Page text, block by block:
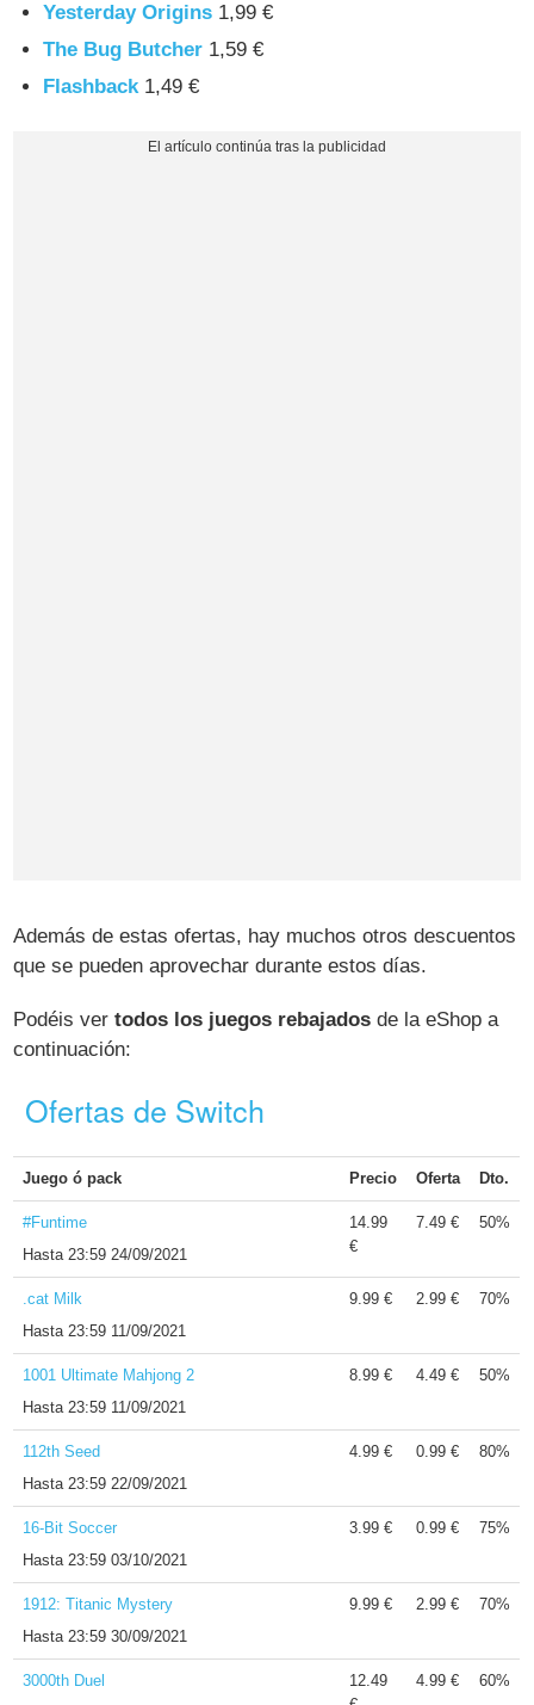
Yesterday Origins 1,99 €
The Bug Butcher 1,59 €
Flashback1,49 €
Además de estas ofertas, hay muchos otros descuentos
que se pueden aprovechar durante estos días.
Podéis vertodos los juegos rebajados de la eShop a
continuación:
Ofertas de Switch
Juego ó pack Precio Oferta Dto.
#Funtime
Hasta23:59 24/09/2021
14.99
€
7.49 € 50%
.cat Milk
Hasta23:59 11/09/2021
9.99 € 2.99 € 70%
1001 Ultimate Mahjong 2
Hasta23:59 11/09/2021
8.99 € 4.49 € 50%
112th Seed
Hasta23:59 22/09/2021
4.99 € 0.99 € 80%
16-Bit Soccer
Hasta23:59 03/10/2021
3.99 € 0.99 € 75%
1912: Titanic Mystery
Hasta23:59 30/09/2021
9.99 € 2.99 € 70%
3000th Duel
12.49
4.99 € 60%